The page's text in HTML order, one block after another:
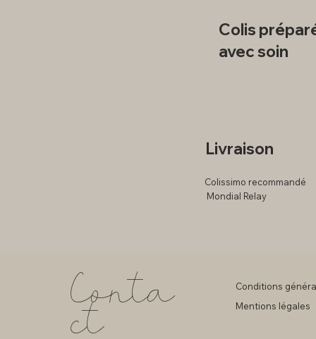
Colis
avec soin
Livraison
Colissimo recommandé
Mondial Relay
Conta
ct
Conditions
Mentions légales